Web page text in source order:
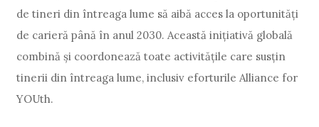
de tineri din întreaga lume să aibă acces la oportunități
de carieră până în anul 2030. Această inițiativă globală
combină și coordonează toate activitățile care susțin
tinerii din întreaga lume, inclusiv eforturile Alliance for
YOUth.